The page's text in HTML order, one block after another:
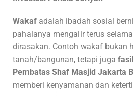
Wakaf adalah ibadah sosial
pahalanya mengalir terus
dirasakan. Contoh wakaf bukan
tanah/bangunan, tetapi juga
Pembatas Shaf Masjid Jakarta
memberi kenyamanan dan